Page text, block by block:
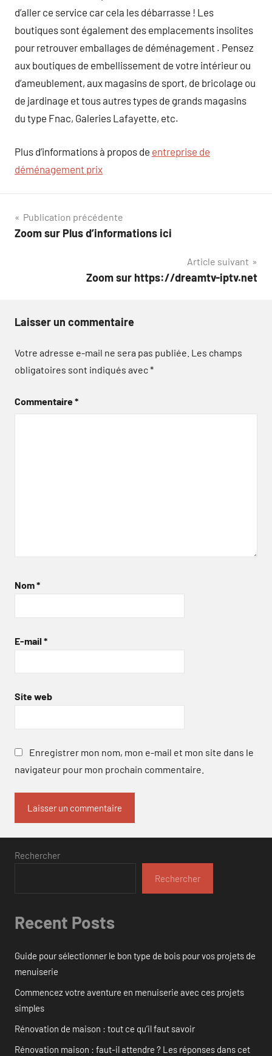
d’aller ce service car cela les débarrasse ! Les
boutiques sont également des emplacements insolites
pour retrouver emballages de déménagement . Pensez
aux boutiques de embellissement de votre intérieur ou
d’ameublement, aux magasins de sport, de bricolage ou
de jardinage et tous autres types de grands magasins
du type Fnac, Galeries Lafayette, etc.
Plus d’informations à propos de entreprise de
déménagement prix
Navigation
de
Publication précédente
Zoom sur Plus d’informations ici
Article suivant
Zoom sur https://dreamtv-iptv.net
Laisser un commentaire
Votre adresse e-mail ne sera pas publiée. Les champs
obligatoires sont indiqués avec*
Commentaire*
Nom*
E-mail *
Site web
Enregistrer mon nom, mon e-mail et mon site dans le
navigateur pour mon prochain commentaire.
Rechercher
Rechercher
Recent Posts
Guide pour sélectionner le bon type de bois pour vos projets de
menuiserie
Commencez votre aventure en menuiserie avec ces projets
simples
Rénovation de maison : tout ce qu’il faut savoir
Rénovation maison : faut-il attendre ? Les réponses dans cet